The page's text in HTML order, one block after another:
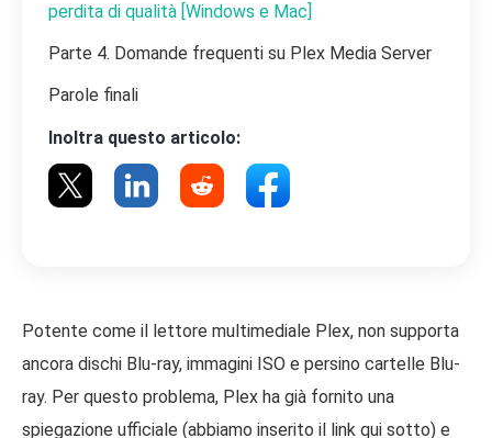
perdita di qualità [Windows e Mac]
Parte 4. Domande frequenti su Plex Media Server
Parole finali
Inoltra questo articolo:
Potente come il lettore multimediale Plex, non supporta
ancora dischi Blu-ray, immagini ISO e persino cartelle Blu-
ray. Per questo problema, Plex ha già fornito una
spiegazione ufficiale (abbiamo inserito il link qui sotto) e